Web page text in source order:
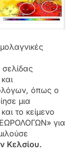
σελίδας
όπως ο
μια
το κείμενο
για
Κελσίου.